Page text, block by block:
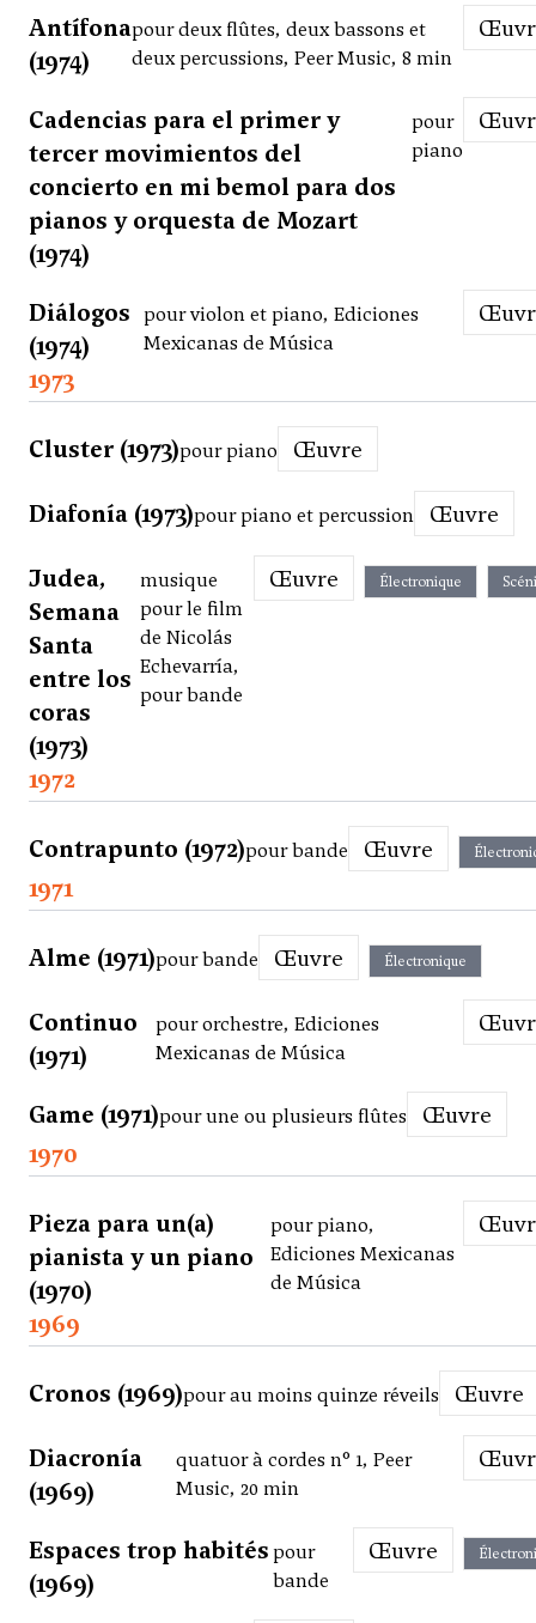
Antífona
(1974)
pour deux flûtes, deux bassons et
deux percussions, Peer Music, 8 min
Cadencias para el primer y
tercer movimientos del
concierto en mi bemol para dos
pianos y orquesta de Mozart
(1974)
pour
piano
Diálogos
(1974)
pour violon et piano, Ediciones
Mexicanas de Música
1973
Cluster (1973)pour piano Œuvre
Diafonía (1973)pour piano et percussion Œuvre
Judea,
Semana
Santa
entre los
coras
(1973)
musique
pour le film
de Nicolás
Echevarría,
pour bande
Œuvre Électronique
1972
Contrapunto (1972)pour bande Œuvre
1971
Alme (1971)pour bande Œuvre Électronique
Continuo
(1971)
pour orchestre, Ediciones
Mexicanas de Música
Game (1971)pour une ou plusieurs flûtes
Œuvre
1970
Pieza para un(a)
pianista y un piano
(1970)
pour piano,
Ediciones Mexicanas
de Música
1969
Cronos (1969)pour au moins quinze réveils Œuvre
Diacronía
(1969)
quatuor à cordes n° 1, Peer
Music, 20 min
Espaces trop habités
(1969)
pour
bande
Œuvre